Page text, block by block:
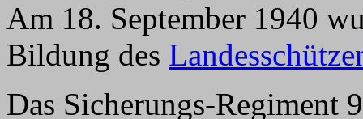
Am 18. September 1940
Bildung des
Das Sicherungs-Regiment